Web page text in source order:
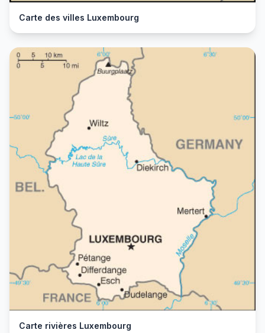
Carte des villes Luxembourg
Carte rivières Luxembourg